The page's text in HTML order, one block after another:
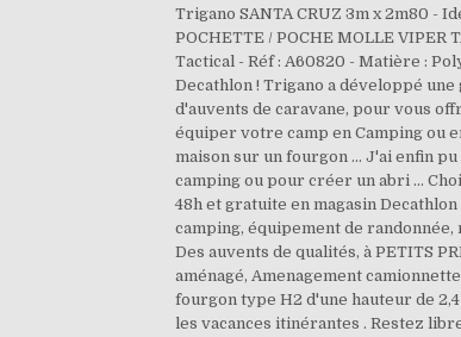
Trigano SANTA CRUZ 3m x 2m80 -
POCHETTE / POCHE MOLLE
Tactical - Réf : A60820 - Matière :
Decathlon ! Trigano a développé
d'auvents de caravane, pour vous
équiper votre camp en Camping ou
maison sur un fourgon ... J'ai enfin
camping ou pour créer un abri …
48h et gratuite en magasin
camping, équipement de
Des auvents de qualités, à PETITS
aménagé, Amenagement
fourgon type H2 d'une hauteur de
les vacances itinérantes . Restez